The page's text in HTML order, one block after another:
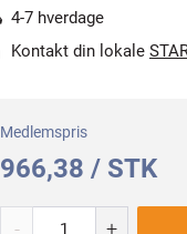
4-7 hverdage
Kontakt din lokale
Medlemspris
966,38 / STK
- +